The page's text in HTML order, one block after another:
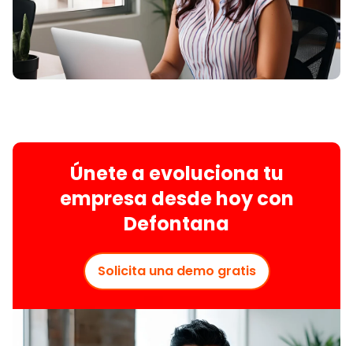
Únete a evoluciona tu
empresa desde hoy con
Defontana
Solicita una demo gratis